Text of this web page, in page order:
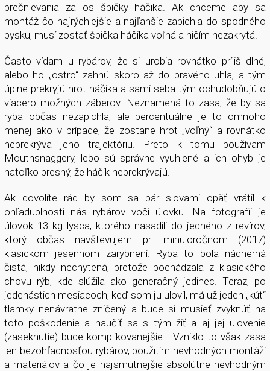
prečnievania za os špičky háčika. Ak chceme aby sa
montáž čo najrýchlejšie a najľahšie zapichla do spodného
pysku, musí zostať špička háčika voľná a ničím nezakrytá.
Často vídam u rybárov, že si urobia rovnátko príliš dlhé,
alebo ho „ostro“ zahnú skoro až do pravého uhla, a tým
úplne prekryjú hrot háčika a sami seba tým ochudobňujú o
viacero možných záberov. Neznamená to zasa, že by sa
ryba občas nezapichla, ale percentuálne je to omnoho
menej ako v prípade, že zostane hrot „voľný“ a rovnátko
neprekrýva jeho trajektóriu. Preto k tomu používam
Mouthsnaggery, lebo sú správne vyuhlené a ich ohyb je
natoľko presný, že háčik neprekrývajú.
Ak dovolíte rád by som sa pár slovami opäť vrátil k
ohľaduplnosti nás rybárov voči úlovku. Na fotografii je
úlovok 13 kg lysca, ktorého nasadili do jedného z revírov,
ktorý občas navštevujem pri minuloročnom (2017)
klasickom jesennom zarybnení. Ryba to bola nádherná
čistá, nikdy nechytená, pretože pochádzala z klasického
chovu rýb, kde slúžila ako generačný jedinec. Teraz, po
jedenástich mesiacoch, keď som ju ulovil, má už jeden „kút“
tlamky nenávratne zničený a bude si musieť zvyknúť na
toto poškodenie a naučiť sa s tým žiť a aj jej ulovenie
(zaseknutie) bude komplikovanejšie. Vzniklo to však zasa
len bezohľadnosťou rybárov, použitím nevhodných montáží
a materiálov a čo je najsmutnejšie absolútne nevhodným